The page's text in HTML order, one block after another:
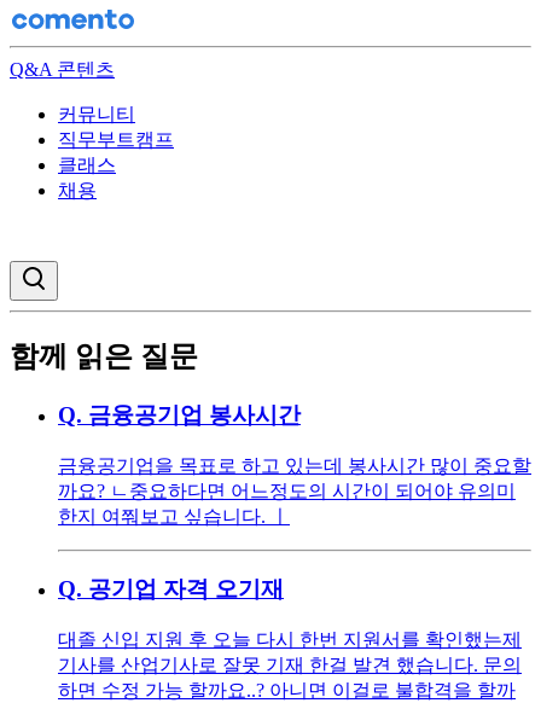
Q&A 콘텐츠
커뮤니티
직무부트캠프
클래스
채용
함께 읽은 질문
Q. 금융공기업 봉사시간
금융공기업을 목표로 하고 있는데 봉사시간 많이 중요할
까요? ㄴ중요하다면 어느정도의 시간이 되어야 유의미
한지 여쭤보고 싶습니다. ㅣ
Q. 공기업 자격 오기재
대졸 신입 지원 후 오늘 다시 한번 지원서를 확인했는제
기사를 산업기사로 잘못 기재 한걸 발견 했습니다. 문의
하면 수정 가능 할까요..? 아니면 이걸로 불합격을 할까